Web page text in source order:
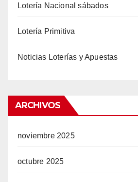
Lotería Nacional sábados
Lotería Primitiva
Noticias Loterías y Apuestas
ARCHIVOS
noviembre 2025
octubre 2025